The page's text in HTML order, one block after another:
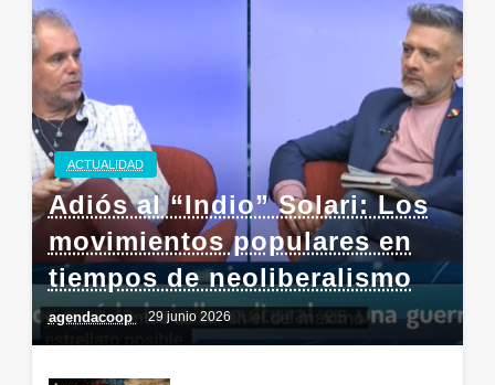
ACTUALIDAD
Adiós al “Indio” Solari: Los
movimientos populares en
tiempos de neoliberalismo
agendacoop 29 junio 2026